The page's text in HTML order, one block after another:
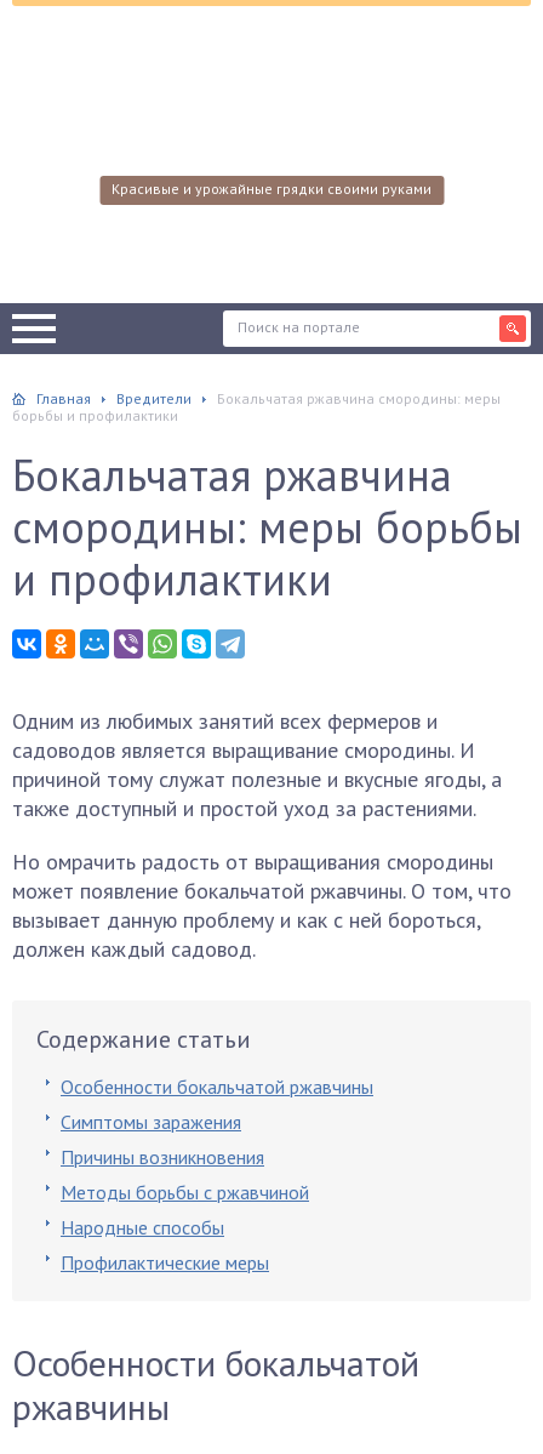
Красивые и урожайные грядки своими руками
Главная Вредители
Бокальчатая ржавчина смородины: меры
борьбы и профилактики
Бокальчатая ржавчина
смородины: меры борьбы
и профилактики
Одним из любимых занятий всех фермеров и
садоводов является выращивание смородины. И
причиной тому служат полезные и вкусные ягоды, а
также доступный и простой уход за растениями.
Но омрачить радость от выращивания смородины
может появление бокальчатой ржавчины. О том, что
вызывает данную проблему и как с ней бороться,
должен каждый садовод.
Содержание статьи
Особенности бокальчатой ржавчины
Симптомы заражения
Причины возникновения
Методы борьбы с ржавчиной
Народные способы
Профилактические меры
Особенности бокальчатой
ржавчины